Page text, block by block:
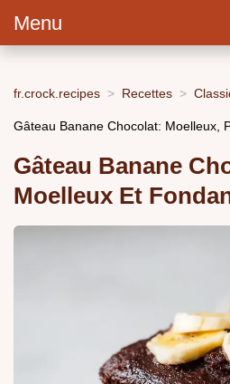
Menu
fr.crock.recipes Recettes
Gâteau Banane Chocolat: Moelleux,
Gâteau Banane
Moelleux Et